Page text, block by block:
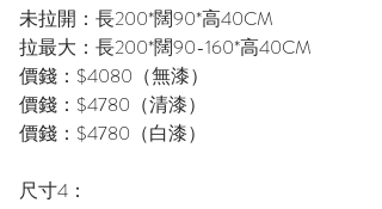
未拉開：長200*闊90*高40CM
拉最大：長200*闊90-160*高40CM
價錢：$4080（無漆）
價錢：$4780（清漆）
價錢：$4780（白漆）
尺寸4：